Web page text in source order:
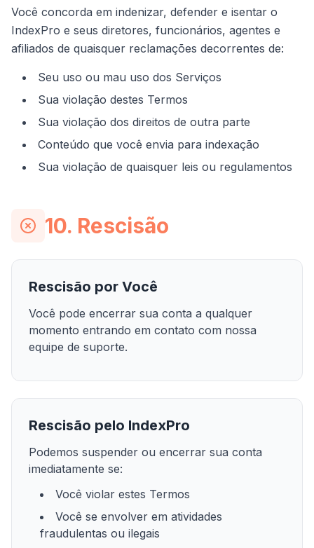
Você concorda em indenizar, defender e isentar o
IndexPro e seus diretores, funcionários, agentes e
afiliados de quaisquer reclamações decorrentes de:
Seu uso ou mau uso dos Serviços
Sua violação destes Termos
Sua violação dos direitos de outra parte
Conteúdo que você envia para indexação
Sua violação de quaisquer leis ou regulamentos
10. Rescisão
Rescisão por Você
Você pode encerrar sua conta a qualquer
momento entrando em contato com nossa
equipe de suporte.
Rescisão pelo IndexPro
Podemos suspender ou encerrar sua conta
imediatamente se:
Você violar estes Termos
Você se envolver em atividades
fraudulentas ou ilegais